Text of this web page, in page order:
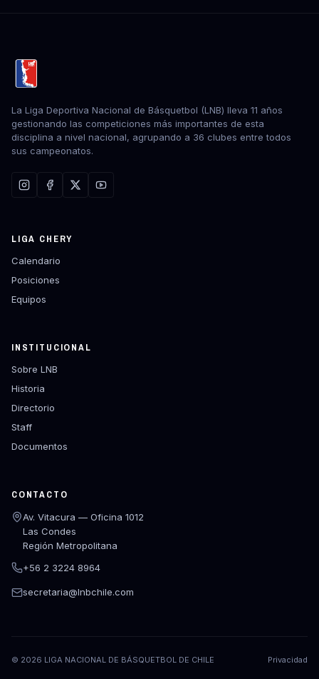
La Liga Deportiva Nacional de Básquetbol (LNB) lleva 11 años
gestionando las competiciones más importantes de esta
disciplina a nivel nacional, agrupando a 36 clubes entre todos
sus campeonatos.
LIGA CHERY
Calendario
Posiciones
Equipos
INSTITUCIONAL
Sobre LNB
Historia
Directorio
Staff
Documentos
CONTACTO
Av. Vitacura — Oficina 1012
Las Condes
Región Metropolitana
+56 2 3224 8964
secretaria@lnbchile.com
© 2026 LIGA NACIONAL DE BÁSQUETBOL DE CHILE Privacidad